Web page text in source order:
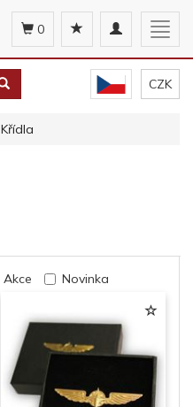
Toggle
navigation
0
CZK
Křídla
Akce Novinka